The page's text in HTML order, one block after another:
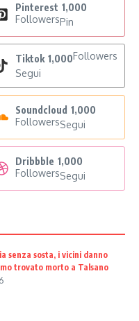
Pinterest 1,000
FollowersPin
Tiktok 1,000Followers
Segui
Soundcloud 1,000
FollowersSegui
Dribbble 1,000
FollowersSegui
senza sosta, i vicini danno
trovato morto a Talsano